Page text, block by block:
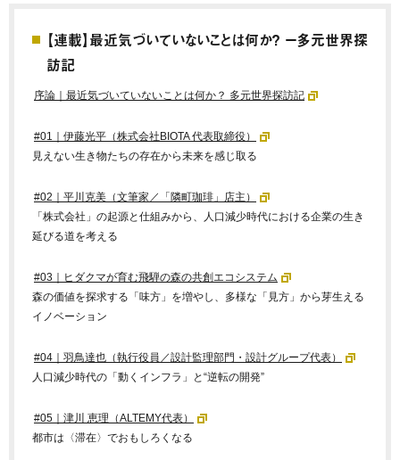
【連載】最近気づいていないことは何か？ ー多元世界探
訪記
序論｜最近気づいていないことは何か？ 多元世界探訪記
#01｜伊藤光平（株式会社BIOTA 代表取締役）
見えない生き物たちの存在から未来を感じ取る
#02｜平川克美（文筆家／「隣町珈琲」店主）
「株式会社」の起源と仕組みから、人口減少時代における企業の生き
延びる道を考える
#03｜ヒダクマが育む飛騨の森の共創エコシステム
森の価値を探求する「味方」を増やし、多様な「見方」から芽生える
イノベーション
#04｜羽鳥達也（執行役員／設計監理部門・設計グループ代表）
人口減少時代の「動くインフラ」と“逆転の開発”
#05｜津川 恵理（ALTEMY代表）
都市は〈滞在〉でおもしろくなる